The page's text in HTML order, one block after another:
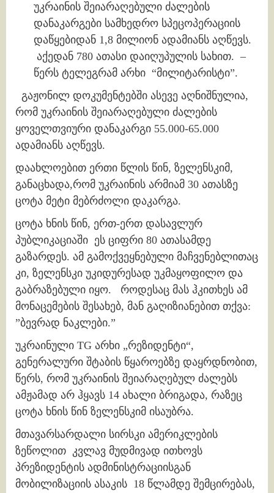
უკრაინის შეიარაღებული ძალების
დანაკარგები სამხედრო სპეცოპერაციის
დაწყებიდან 1,8 მილიონ ადამიანს აღწევს.
აქედან 780 ათასი დაიღუპულის სახით. –
წერს ტელეგრამ არხი “მილიტარისტი”.
გაჟონილ დოკუმენტებში ასევე აღნიშნულია,
რომ უკრაინის შეიარაღებული ძალების
ყოველთვიური დანაკარგი 55.000-65.000
ადამიანს აღწევს.
დაახლოებით ერთი წლის წინ, ზელენსკიმ,
განაცხადა,რომ უკრაინის არმიამ 30 ათასზე
ცოტა მეტი მებრძოლი დაკარგა.
ცოტა ხნის წინ, ერთ-ერთ დასავლურ
პუბლიკაციაში ეს ციფრი 80 ათასამდე
გაზარდეს. ამ გამოქვეყნებული მაჩვენებლითაც
კი, ზელენსკი უკიდურესად უკმაყოფილო და
გაბრაზებული იყო. როდესაც მას ჰკითხეს ამ
მონაცემების შესახებ, მან გაღიზიანებით თქვა:
”ბევრად ნაკლები.”
უკრაინული TG არხი „რეზიდენტი“,
გენერალური შტაბის წყაროებზე დაყრდნობით,
წერს, რომ უკრაინის შეიარაღებულ ძალებს
ამჟამად არ ჰყავს 14 ახალი ბრიგადა, რაზეც
ცოტა ხნის წინ ზელენსკიმ ისაუბრა.
მთავარსარდალი სირსკი ამერიკლების
ზეწოლით კვლავ მუდმივად ითხოვს
პრეზიდენტის ადმინისტრაციისგან
მობილიზაციის ასაკის 18 წლამდე შემცირებას,